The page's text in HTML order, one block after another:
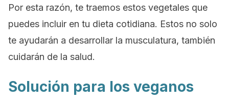
Por esta razón, te traemos estos vegetales que
puedes incluir en tu dieta cotidiana. Estos no solo
te ayudarán a desarrollar la musculatura, también
cuidarán de la salud.
Solución para los veganos